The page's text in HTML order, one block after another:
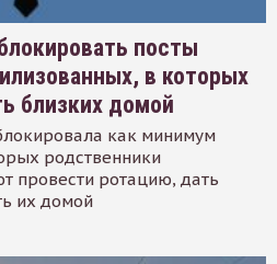
посты
в которых
близких домой
как минимум
родственники
провести ротацию, дать
их домой